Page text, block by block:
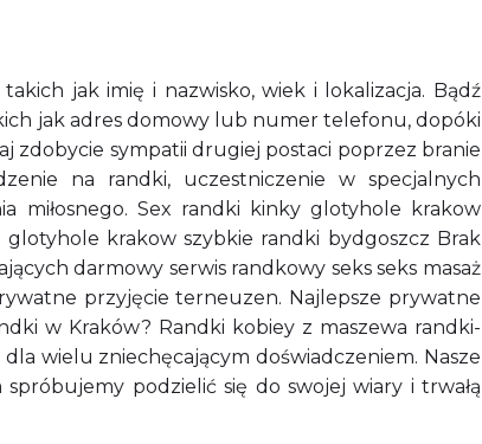
jak imię i nazwisko, wiek i lokalizacja. Bądź
jak adres domowy lub numer telefonu, dopóki
zdobycie sympatii drugiej postaci poprzez branie
na randki, uczestniczenie w specjalnych
miłosnego. Sex randki kinky glotyhole krakow
krakow szybkie randki bydgoszcz Brak
darmowy serwis randkowy seks seks masaż
przyjęcie terneuzen. Najlepsze prywatne
w Kraków? Randki kobiey z maszewa randki-
wielu zniechęcającym doświadczeniem. Nasze
podzielić się do swojej wiary i trwałą